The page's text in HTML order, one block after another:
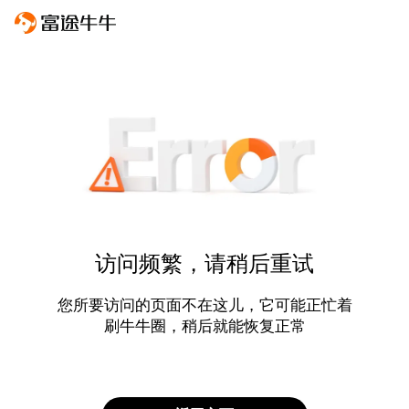
访问频繁，请稍后重试
您所要访问的页面不在这儿，它可能正忙着
刷牛牛圈，稍后就能恢复正常